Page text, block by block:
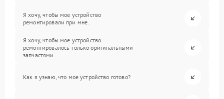
Я хочу, чтобы мое устройство
ремонтировали при мне.
Я хочу, чтобы мое устройство
ремонтировалось только оригинальными
запчастями.
Как я узнаю, что мое устройство готово?